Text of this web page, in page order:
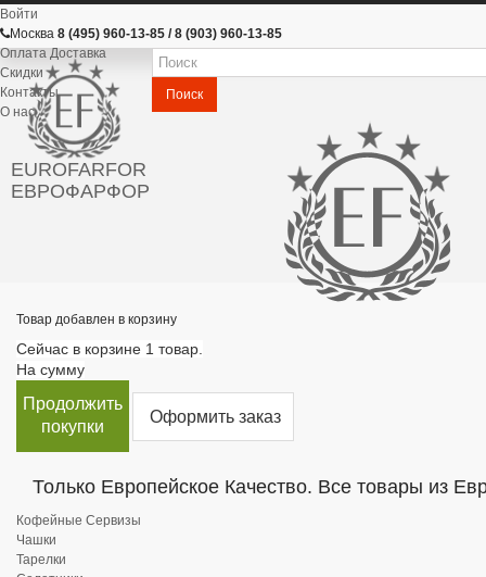
Войти
Москва 8 (495) 960-13-85 / 8 (903) 960-13-85
Оплата Доставка
Скидки
Контакты
О нас
EUROFARFOR
ЕВРОФАРФОР
Поиск
Товар добавлен в корзину
Сейчас в корзине 1 товар.
На сумму
Продолжить
покупки
Оформить заказ
Только Европейское Качество. Все товары из
Кофейные Сервизы
Чашки
Тарелки